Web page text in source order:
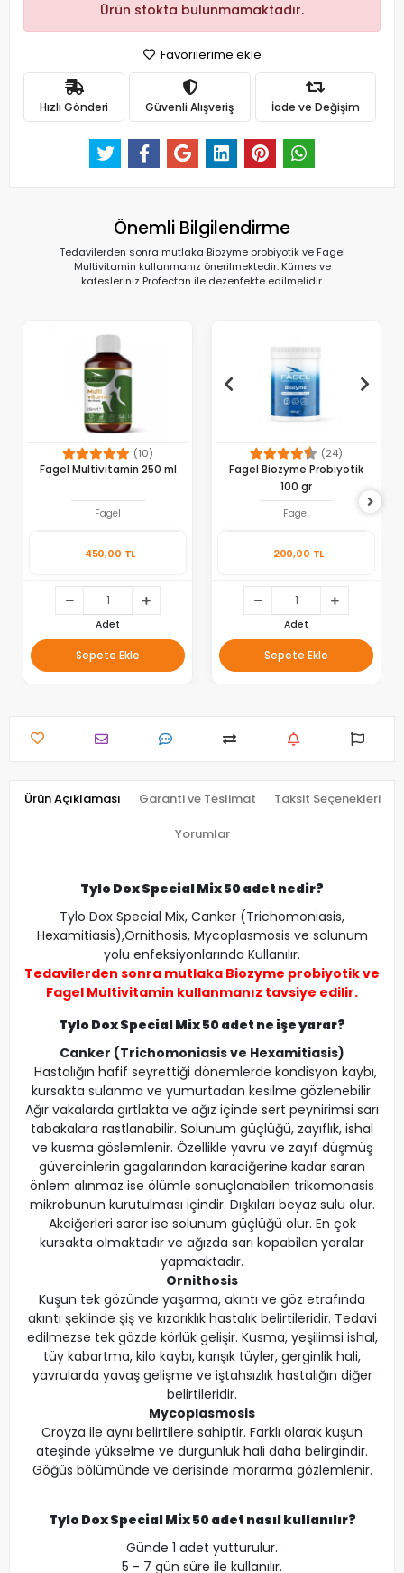
Ürün stokta bulunmamaktadır.
Favorilerime ekle
Hızlı Gönderi Güvenli Alışveriş İade ve Değişim
Önemli Bilgilendirme
Tedavilerden sonra mutlaka Biozyme probiyotik ve Fagel
Multivitamin kullanmanız önerilmektedir. Kümes ve
kafesleriniz Profectan ile dezenfekte edilmelidir.
(10)
Fagel Multivitamin 250 ml
Fagel
450,00 TL
Adet
Sepete Ekle
(24)
Fagel Biozyme Probiyotik
100 gr
Fagel
200,00 TL
Adet
Sepete Ekle
Ürün Açıklaması Garanti ve Teslimat Taksit Seçenekleri
Yorumlar
Tylo Dox Special Mix 50 adet nedir?
Tylo Dox Special Mix, Canker (Trichomoniasis,
Hexamitiasis),Ornithosis, Mycoplasmosis ve solunum
yolu enfeksiyonlarında Kullanılır.
Tedavilerden sonra mutlaka Biozyme probiyotikve
Fagel Multivitamin kullanmanız tavsiye edilir.
Tylo Dox Special Mix 50 adet ne işe yarar?
Canker (Trichomoniasis ve Hexamitiasis)
Hastalığın hafif seyrettiği dönemlerde kondisyon kaybı,
kursakta sulanma ve yumurtadan kesilme gözlenebilir.
Ağır vakalarda gırtlakta ve ağız içinde sert peynirimsi sarı
tabakalara rastlanabilir. Solunum güçlüğü, zayıflık, ishal
ve kusma göslemlenir. Özellikle yavru ve zayıf düşmüş
güvercinlerin gagalarından karaciğerine kadar saran
önlem alınmaz ise ölümle sonuçlanabilen trikomonasis
mikrobunun kurutulması içindir. Dışkıları beyaz sulu olur.
Akciğerleri sarar ise solunum güçlüğü olur. En çok
kursakta olmaktadır ve ağızda sarı kopabilen yaralar
yapmaktadır.
Ornithosis
Kuşun tek gözünde yaşarma, akıntı ve göz etrafında
akıntı şeklinde şiş ve kızarıklık hastalık belirtileridir. Tedavi
edilmezse tek gözde körlük gelişir. Kusma, yeşilimsi ishal,
tüy kabartma, kilo kaybı, karışık tüyler, gerginlik hali,
yavrularda yavaş gelişme ve iştahsızlık hastalığın diğer
belirtileridir.
Mycoplasmosis
Croyza ile aynı belirtilere sahiptir. Farklı olarak kuşun
ateşinde yükselme ve durgunluk hali daha belirgindir.
Göğüs bölümünde ve derisinde morarma gözlemlenir.
Tylo Dox Special Mix 50 adet nasıl kullanılır?
Günde 1 adet yutturulur.
5 - 7 gün süre ile kullanılır.